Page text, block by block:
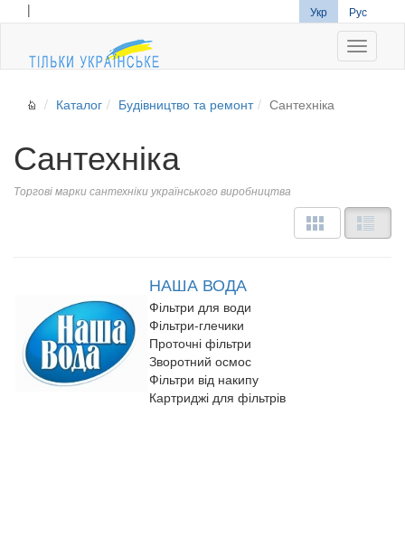
| Укр Рус
Каталог Будівництво та ремонт Сантехніка
Сантехніка
Торгові марки сантехніки українського виробництва
НАША ВОДА
Фільтри для води
Фільтри-глечики
Проточні фільтри
Зворотний осмос
Фільтри від накипу
Картриджі для фільтрів